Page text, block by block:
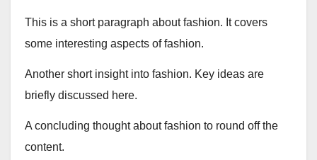
This is a short paragraph about fashion. It covers
some interesting aspects of fashion.
Another short insight into fashion. Key ideas are
briefly discussed here.
A concluding thought about fashion to round off the
content.